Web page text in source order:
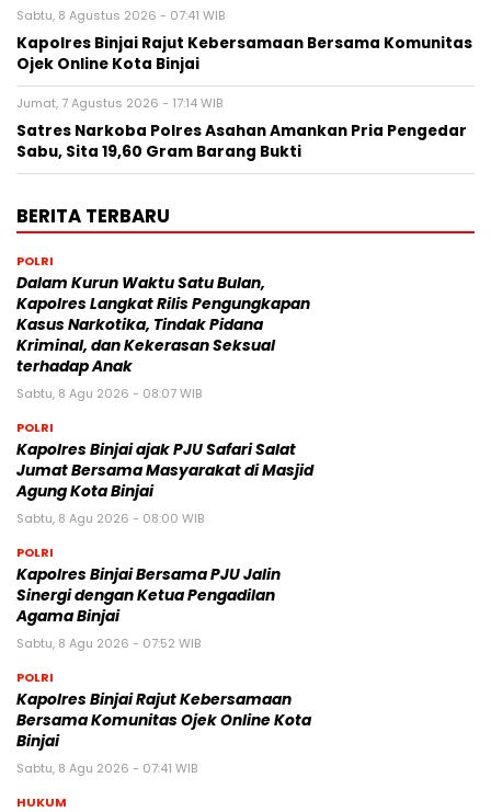
Sabtu, 8 Agustus 2026 - 07:41 WIB
Kapolres Binjai Rajut Kebersamaan Bersama Komunitas
Ojek Online Kota Binjai
Jumat, 7 Agustus 2026 - 17:14 WIB
Satres Narkoba Polres Asahan Amankan Pria Pengedar
Sabu, Sita 19,60 Gram Barang Bukti
BERITA TERBARU
POLRI
Dalam Kurun Waktu Satu Bulan,
Kapolres Langkat Rilis Pengungkapan
Kasus Narkotika, Tindak Pidana
Kriminal, dan Kekerasan Seksual
terhadap Anak
Sabtu, 8 Agu 2026 - 08:07 WIB
POLRI
Kapolres Binjai ajak PJU Safari Salat
Jumat Bersama Masyarakat di Masjid
Agung Kota Binjai
Sabtu, 8 Agu 2026 - 08:00 WIB
POLRI
Kapolres Binjai Bersama PJU Jalin
Sinergi dengan Ketua Pengadilan
Agama Binjai
Sabtu, 8 Agu 2026 - 07:52 WIB
POLRI
Kapolres Binjai Rajut Kebersamaan
Bersama Komunitas Ojek Online Kota
Binjai
Sabtu, 8 Agu 2026 - 07:41 WIB
HUKUM